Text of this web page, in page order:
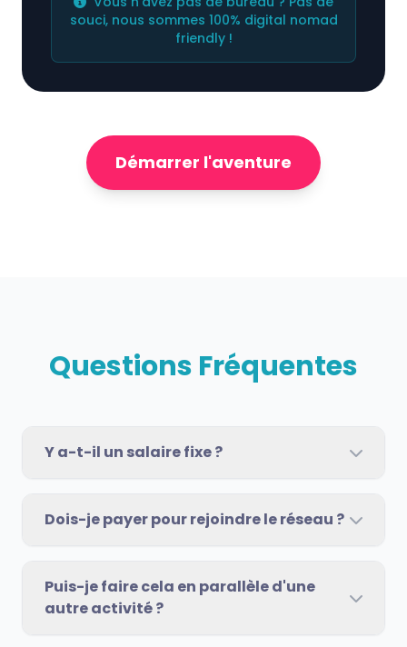
souci, nous sommes 100% digital nomad
friendly !
Démarrer l'aventure
Questions Fréquentes
Y a-t-il un salaire fixe ?
Dois-je payer pour rejoindre le réseau ?
Puis-je faire cela en parallèle d'une
autre activité ?